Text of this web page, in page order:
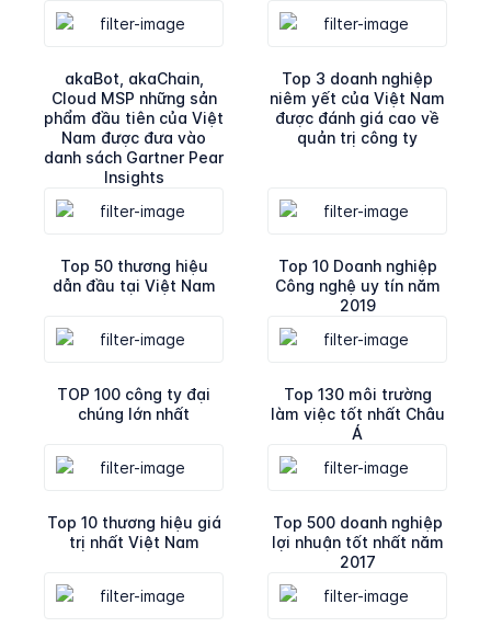
akaBot, akaChain,
Cloud MSP những sản
phẩm đầu tiên của Việt
Nam được đưa vào
danh sách Gartner Pear
Insights
Top 3 doanh nghiệp
niêm yết của Việt Nam
được đánh giá cao về
quản trị công ty
Top 50 thương hiệu
dẫn đầu tại Việt Nam
Top 10 Doanh nghiệp
Công nghệ uy tín năm
2019
TOP 100 công ty đại
chúng lớn nhất
Top 130 môi trường
làm việc tốt nhất Châu
Á
Top 10 thương hiệu giá
trị nhất Việt Nam
Top 500 doanh nghiệp
lợi nhuận tốt nhất năm
2017